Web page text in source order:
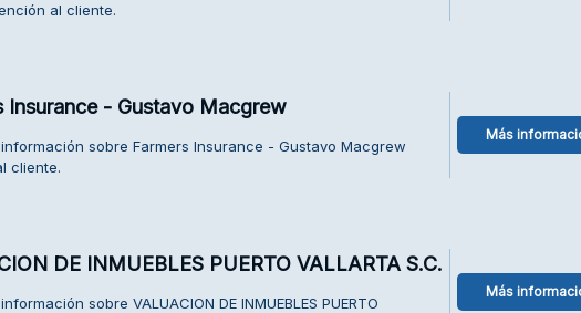
al cliente.
Insurance - Gustavo Macgrew
sobre Farmers Insurance - Gustavo Macgrew
cliente.
Más
DE INMUEBLES PUERTO VALLARTA S.C.
sobre VALUACION DE INMUEBLES PUERTO
Más